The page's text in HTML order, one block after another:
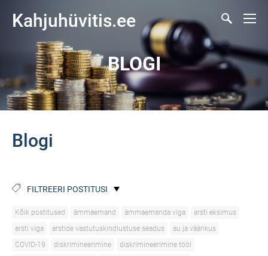
Kahjuhüvitis.ee
BLOGI
Blogi
FILTREERI POSTITUSI
Kõik postitused ämmaemand ämmaemanda viga
arsti eksimus
arsti viga
arstide vastutuskindlustuse seadus
au ja väärikus
COVID-19
diskrimineerimine
diskrimineerimine tööl